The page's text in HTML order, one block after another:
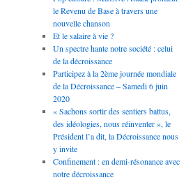
le Revenu de Base à travers une
nouvelle chanson
Et le salaire à vie ?
Un spectre hante notre société : celui
de la décroissance
Participez à la 2ème journée mondiale
de la Décroissance – Samedi 6 juin
2020
« Sachons sortir des sentiers battus,
des idéologies, nous réinventer », le
Président l’a dit, la Décroissance nous
y invite
Confinement : en demi-résonance avec
notre décroissance